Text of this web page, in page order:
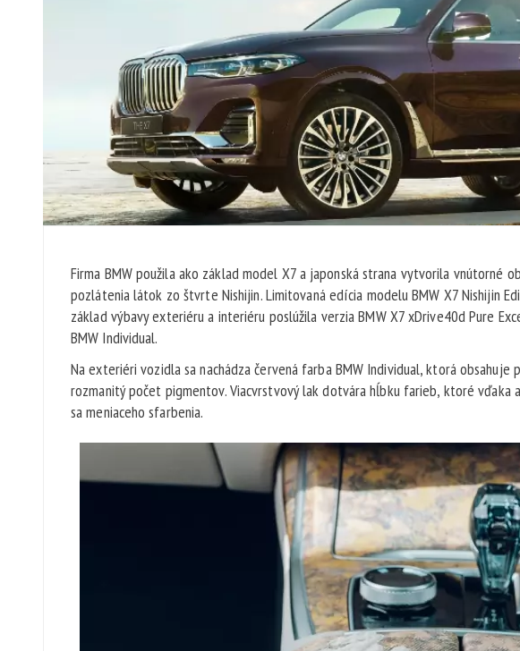
Firma BMW použila ako základ model X7 a japonská strana vytvorila vnútorné
pozlátenia látok zo štvrte Nishijin. Limitovaná edícia modelu BMW X7 Nishijin
základ výbavy exteriéru a interiéru poslúžila verzia BMW X7 xDrive40d Pure
BMW Individual.
Na exteriéri vozidla sa nachádza červená farba BMW Individual, ktorá
rozmanitý počet pigmentov. Viacvrstvový lak dotvára hĺbku farieb, ktoré
sa meniaceho sfarbenia.